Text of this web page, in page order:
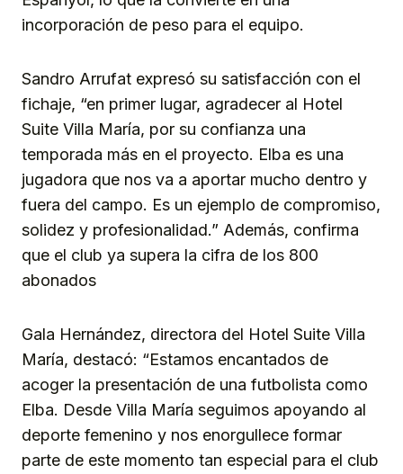
incorporación de peso para el equipo.
Sandro Arrufat expresó su satisfacción con el
fichaje, “en primer lugar, agradecer al Hotel
Suite Villa María, por su confianza una
temporada más en el proyecto. Elba es una
jugadora que nos va a aportar mucho dentro y
fuera del campo. Es un ejemplo de compromiso,
solidez y profesionalidad.” Además, confirma
que el club ya supera la cifra de los 800
abonados
Gala Hernández, directora del Hotel Suite Villa
María, destacó: “Estamos encantados de
acoger la presentación de una futbolista como
Elba. Desde Villa María seguimos apoyando al
deporte femenino y nos enorgullece formar
parte de este momento tan especial para el club